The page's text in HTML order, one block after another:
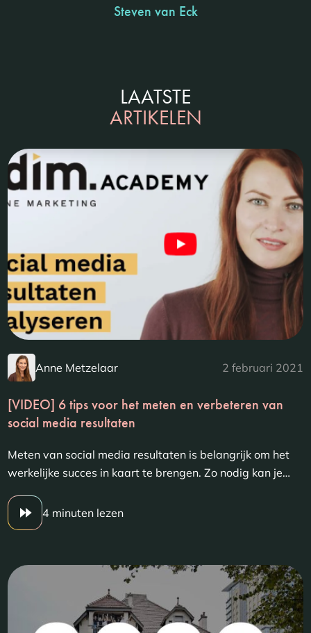
Steven van Eck
LAATSTE
ARTIKELEN
Anne Metzelaar 2 februari 2021
[VIDEO] 6 tips voor het meten en verbeteren van
social media resultaten
Meten van social media resultaten is belangrijk om het
werkelijke succes in kaart te brengen. Zo nodig kan je…
4 minuten lezen